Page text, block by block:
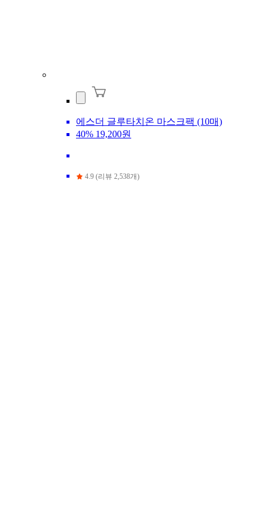
에스더 글루타치온 마스크팩 (10매)
40% 19,200원
4.9 (리뷰 2,538개)